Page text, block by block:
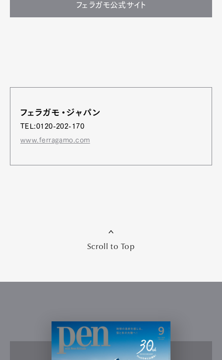
フェラガモ公式サイト
フェラガモ・ジャパン
TEL:0120-202-170
www.ferragamo.com
Scroll to Top